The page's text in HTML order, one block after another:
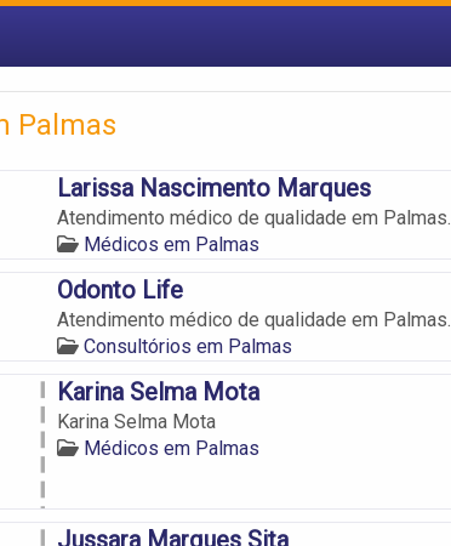
Palmas
Larissa Nascimento Marques
Atendimento médico de qualidade em Palmas.
Médicos em Palmas
Odonto Life
Atendimento médico de qualidade em Palmas.
Consultórios em Palmas
Karina Selma Mota
Karina Selma Mota
Médicos em Palmas
Jussara Marques Sita